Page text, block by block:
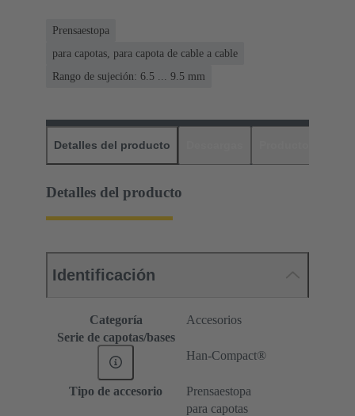
Prensaestopa
para capotas, para capota de cable a cable
Rango de sujeción: 6.5 ... 9.5 mm
Detalles del producto
Detalles del producto
Identificación
Categoría
Accesorios
Serie de capotas/bases
Han-Compact®
Tipo de accesorio Prensaestopa
para capotas